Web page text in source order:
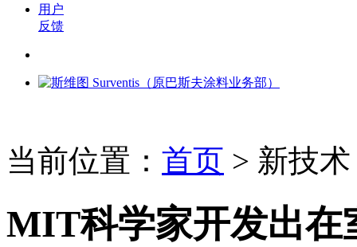
用户
反馈
当前位置： 首页 > 新技术
MIT科学家开发出在